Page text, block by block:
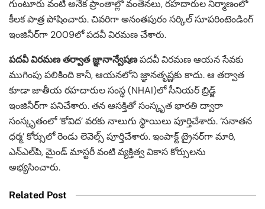
గుంటూరు వంటి అనేక ప్రాంతాల్లో వంతెనలు, రహదారుల నిర్మాణంలో
కీలక పాత్ర పోషించారు. చివరిగా అనంతపురం సర్కిల్ సూపరింటెండింగ్
ఇంజినీర్‌గా 2009లో పదవీ విరమణ చేశారు.
పదవీ విరమణ తర్వాత జ్ఞానాన్వేషణపదవీ విరమణ ఆయన సేవకు
ముగింపు పలికింది కానీ, ఆయనలోని జ్ఞానతృష్ణకు కాదు. ఆ తర్వాత
కూడా జాతీయ రహదారుల సంస్థ (NHAI)లో సీనియర్ బ్రిడ్జ్
ఇంజినీర్‌గా పనిచేశారు. తన ఆసక్తితో సంస్కృత భారతి ద్వారా
సంస్కృతంలో ‘కోవిద’ వరకు నాలుగు స్థాయిలు పూర్తిచేశారు. ‘సనాతన
ధర్మ’ కోర్సులో రెండు లెవెల్స్ పూర్తిచేశారు. ఇంపాక్ట్ ట్రైనర్‌గా మారి,
ఎన్‌ఎల్‌పి, మైండ్ మాస్టరీ వంటి వ్యక్తిత్వ వికాస కోర్సులను
అభ్యసించారు.
Related Post